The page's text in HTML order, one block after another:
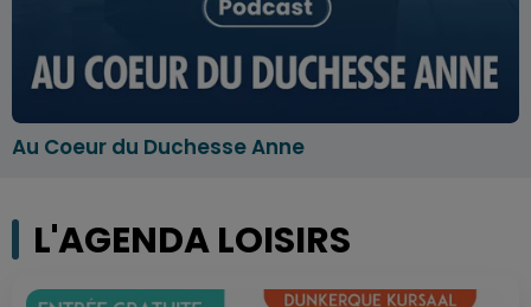
Au Coeur du Duchesse Anne
L'AGENDA LOISIRS